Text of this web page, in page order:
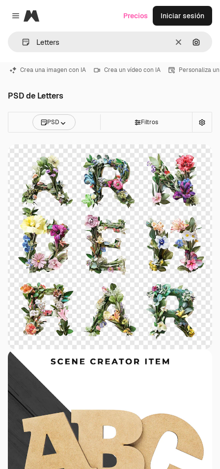
Close menu
Magnific
Borrar
Precios Iniciar sesión
Crea una imagen con IA Crea un vídeo con IA Personaliza
PSD de Letters
PSD Filtros